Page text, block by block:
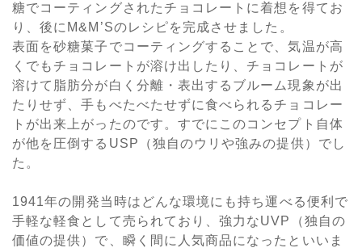
糖でコーティングされたチョコレートに着想を得てお
り、後にM&M’Sのレシピを完成させました。
表面を砂糖菓子でコーティングすることで、気温が高
くでもチョコレートが溶け出したり、チョコレートが
溶けて脂肪分が白く分離・表出するブルーム現象が出
たりせず、手もべたべたせずに食べられるチョコレー
トが出来上がったのです。すでにこのコンセプト自体
が他を圧倒するUSP（独自のウリや強みの提供）でし
た。
1941年の開発当時はどんな環境にも持ち運べる便利で
手軽な軽食として売られており、強力なUVP（独自の
価値の提供）で、瞬く間に人気商品になったといいま